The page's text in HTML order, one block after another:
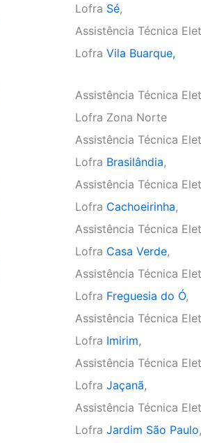
Lofra Sé,
Assistência Técnica
Lofra Vila Buarque,
Assistência Técnica
Lofra Zona Norte
Assistência Técnica
Lofra Brasilândia,
Assistência Técnica
Lofra Cachoeirinha,
Assistência Técnica
Lofra Casa Verde,
Assistência Técnica
Lofra Freguesia do Ó,
Assistência Técnica
Lofra Imirim,
Assistência Técnica
Lofra Jaçanã,
Assistência Técnica
Lofra Jardim São Paulo,